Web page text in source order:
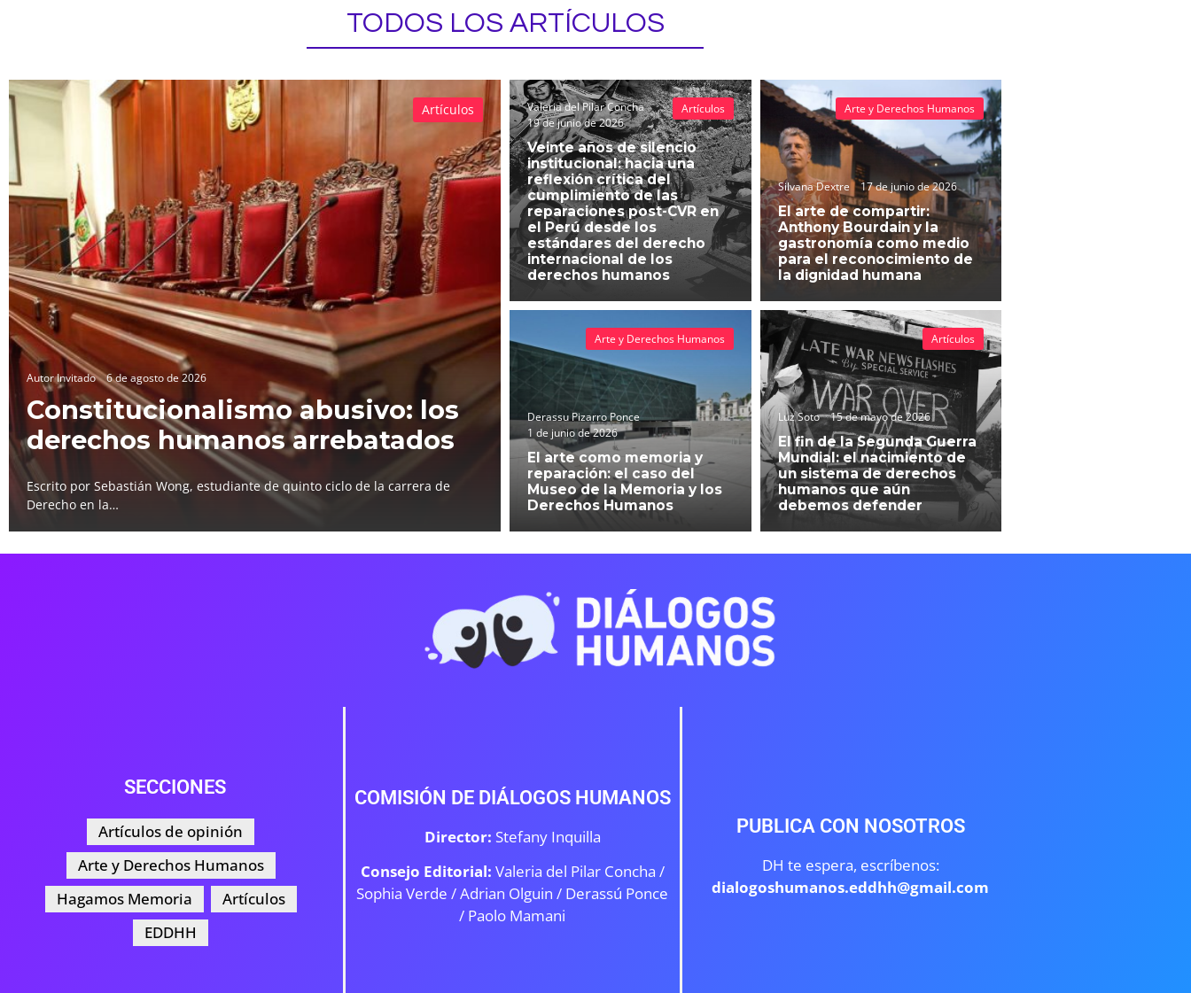
TODOS LOS ARTÍCULOS
Autor Invitado 6 de agosto de 2026
Constitucionalismo abusivo: los
derechos humanos arrebatados
Escrito por Sebastián Wong, estudiante de quinto ciclo de la carrera de
Derecho en la…
Artículos
Valeria del Pilar Concha
19 de junio de 2026
Veinte años de silencio
institucional: hacia una
reflexión crítica del
cumplimiento de las
reparaciones post-CVR en
el Perú desde los
estándares del derecho
internacional de los
derechos humanos
Artículos
Silvana Dextre 17 de junio de 2026
El arte de compartir:
Anthony Bourdain y la
gastronomía como medio
para el reconocimiento de
la dignidad humana
Arte y Derechos Humanos
Derassu Pizarro Ponce
1 de junio de 2026
El arte como memoria y
reparación: el caso del
Museo de la Memoria y los
Derechos Humanos
Arte y Derechos Humanos
Luz Soto 15 de mayo de 2026
El fin de la Segunda Guerra
Mundial: el nacimiento de
un sistema de derechos
humanos que aún
debemos defender
Artículos
SECCIONES
Artículos de opinión
Arte y Derechos Humanos
Hagamos Memoria
Artículos
EDDHH
COMISIÓN DE DIÁLOGOS HUMANOS
Director: Stefany Inquilla
Consejo Editorial: Valeria del Pilar Concha /
Sophia Verde /Adrian Olguin / Derassú Ponce
/ Paolo Mamani
PUBLICA CON NOSOTROS
DH te espera, escríbenos:
dialogoshumanos.eddhh@gmail.com